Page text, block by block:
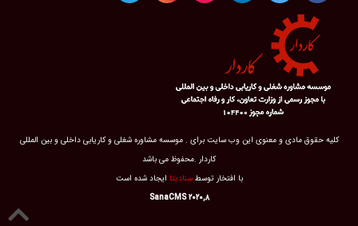
مؤسسات کاریابی
فرصت‌های شغلی در خارج از کشور
فرصت‌های شغلی برای پرستاران در حوزه خلیج فارس
راهنمای جامع انواع مرخصی در قانون کار ایران
حوادث ناشی از کار
مشاغل سخت و زیان آور
کلیه حقوق مادی و معنوی این وب سایت برای . موسسه مشاوره شغلی و کاریابی داخلی و بین المللی
کاردار .محفوظ می باشد
با افتخار توسطسنادیتا ایجاد شده است
SanaCMS ۲۰۲۰,۸